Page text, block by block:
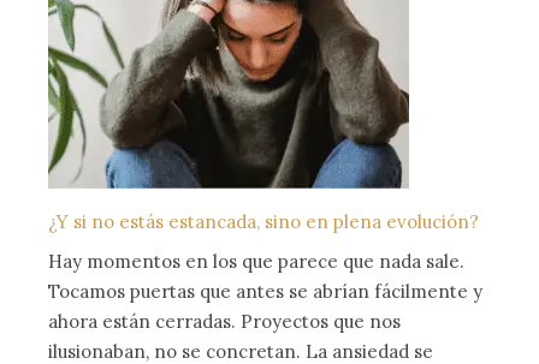
¿Y si no estás estancada, sino en plena evolución?
Hay momentos en los que parece que nada sale.
Tocamos puertas que antes se abrían fácilmente y
ahora están cerradas. Proyectos que nos
ilusionaban, no se concretan. La ansiedad se